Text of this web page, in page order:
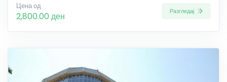
Цена од
2,800.00 ден Разгледај